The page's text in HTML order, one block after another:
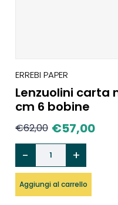
ERREBI PAPER
Lenzuolini carta
cm 6 bobine
€62,00 €57,00
Aggiungi al carrello